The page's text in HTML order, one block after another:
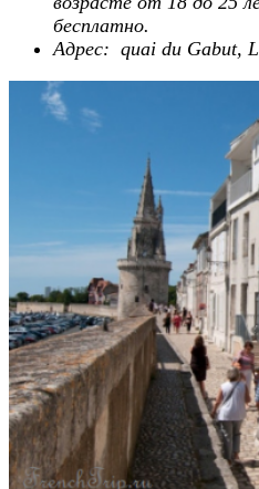
бесплатно.
Адрес: quai du Gabut,